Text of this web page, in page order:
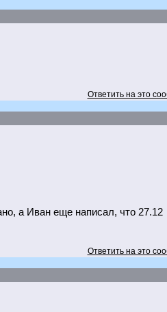
Ответить на это
а Иван еще написал, что 27.12
Ответить на это